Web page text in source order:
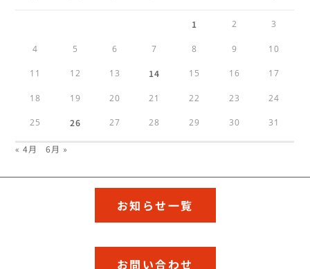
1 2 3
4 5 6 7 8 9 10
11 12 13 14 15 16 17
18 19 20 21 22 23 24
25 26 27 28 29 30 31
« 4月 6月 »
お知らせ一覧
お問い合わせ